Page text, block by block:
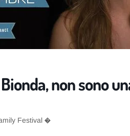
non sono
Festival �